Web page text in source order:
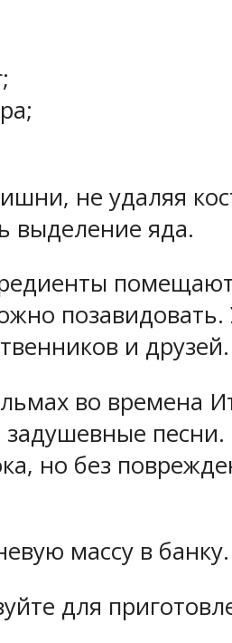
не удаляя
выделение яда.
и друзей.
во времена
задушевные
но без
массу в банку.
для